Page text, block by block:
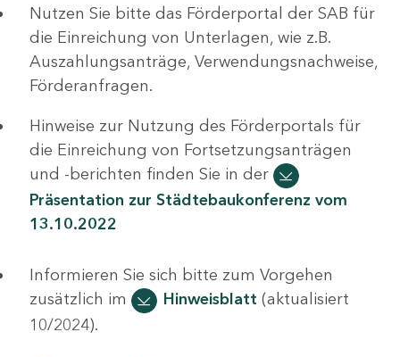
Nutzen Sie bitte das Förderportal der SAB für
die Einreichung von Unterlagen, wie z.B.
Auszahlungsanträge, Verwendungsnachweise,
Förderanfragen.
Hinweise zur Nutzung des Förderportals für
die Einreichung von Fortsetzungsanträgen
und -berichten finden Sie in der
Präsentation zur Städtebaukonferenz vom
13.10.2022
Informieren Sie sich bitte zum Vorgehen
zusätzlich im
Hinweisblatt (aktualisiert
10/2024).